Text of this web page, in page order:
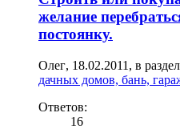
желание
постоянку.
Олег, 18.02.2011 , в
дачных домов, бань,
Ответов:
16